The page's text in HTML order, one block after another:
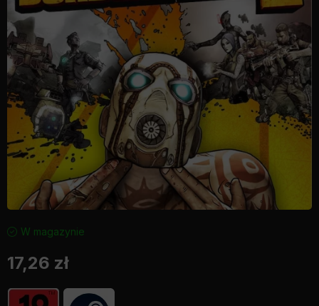
W magazynie
17,26 zł